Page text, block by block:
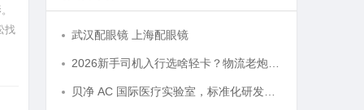
找
武汉配眼镜 上海配眼镜